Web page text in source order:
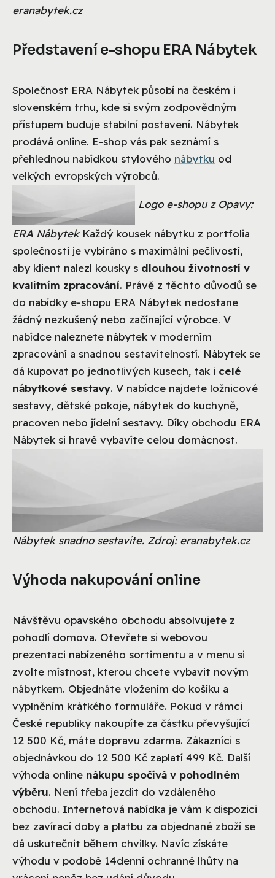
eranabytek.cz
Představení e-shopu ERA Nábytek
Společnost ERA Nábytek působí na českém i
slovenském trhu, kde si svým zodpovědným
přístupem buduje stabilní postavení. Nábytek
prodává online. E-shop vás pak seznámí s
přehlednou nabídkou stylového nábytku od
velkých evropských výrobců.
Logo e-shopu z Opavy:
ERA NábytekKaždý kousek nábytku z portfolia
společnosti je vybíráno s maximální pečlivostí,
aby klient nalezl kousky s dlouhou životností v
kvalitním zpracování. Právě z těchto důvodů se
do nabídky e-shopu ERA Nábytek nedostane
žádný nezkušený nebo začínající výrobce. V
nabídce naleznete nábytek v moderním
zpracování a snadnou sestavitelností. Nábytek se
dá kupovat po jednotlivých kusech, tak i celé
nábytkové sestavy. V nabídce najdete ložnicové
sestavy, dětské pokoje, nábytek do kuchyně,
pracoven nebo jídelní sestavy. Díky obchodu ERA
Nábytek si hravě vybavíte celou domácnost.
Nábytek snadno sestavíte. Zdroj: eranabytek.cz
Výhoda nakupování online
Návštěvu opavského obchodu absolvujete z
pohodlí domova. Otevřete si webovou
prezentaci nabízeného sortimentu a v menu si
zvolte místnost, kterou chcete vybavit novým
nábytkem. Objednáte vložením do košíku a
vyplněním krátkého formuláře. Pokud v rámci
České republiky nakoupíte za částku převyšující
12 500 Kč, máte dopravu zdarma. Zákazníci s
objednávkou do 12 500 Kč zaplatí 499 Kč. Další
výhoda online nákupu spočívá v pohodlném
výběru. Není třeba jezdit do vzdáleného
obchodu. Internetová nabídka je vám k dispozici
bez zavírací doby a platbu za objednané zboží se
dá uskutečnit během chvilky. Navíc získáte
výhodu v podobě 14denní ochranné lhůty na